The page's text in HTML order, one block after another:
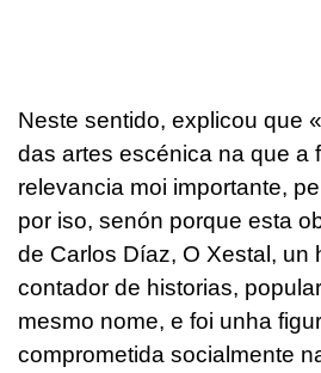
Neste sentido, explicou que
das artes escénica na que a
relevancia moi importante,
por iso, senón porque esta
de Carlos Díaz, O Xestal, un
contador de historias,
mesmo nome, e foi unha
comprometida socialmente